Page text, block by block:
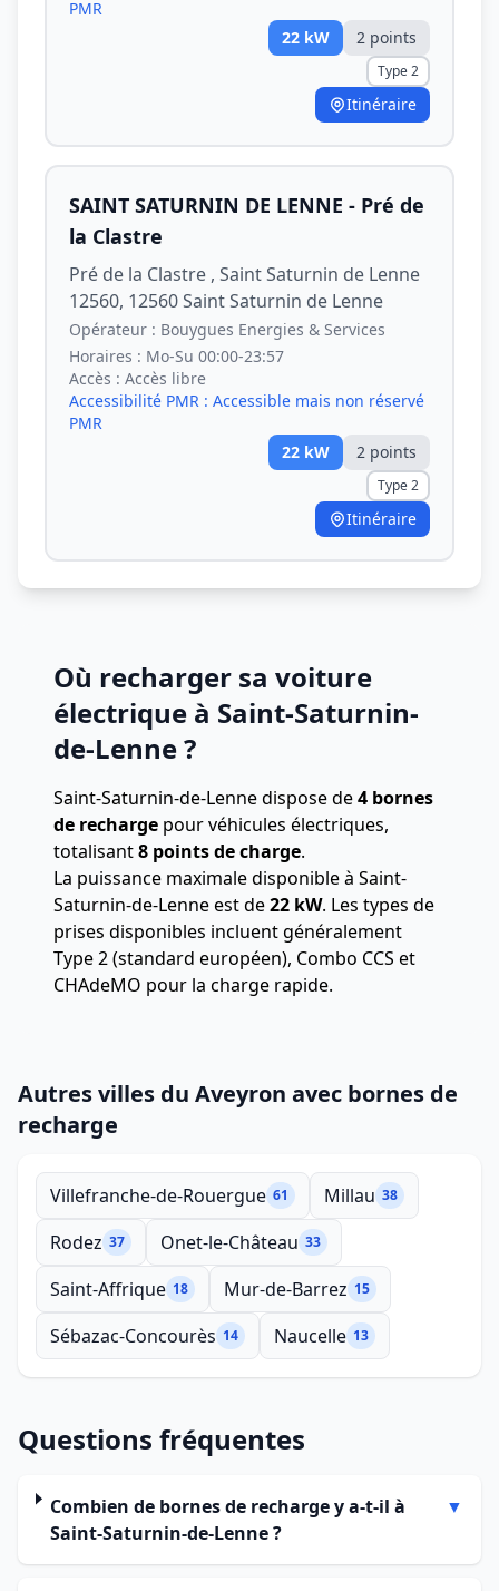
PMR
22 kW 2 points
Type 2
Itinéraire
SAINT SATURNIN DE LENNE - Pré de
la Clastre
Pré de la Clastre , Saint Saturnin de Lenne
12560, 12560 Saint Saturnin de Lenne
Opérateur : Bouygues Energies & Services
Horaires : Mo-Su 00:00-23:57
Accès : Accès libre
Accessibilité PMR : Accessible mais non réservé
PMR
22 kW 2 points
Type 2
Itinéraire
Où recharger sa voiture
électrique à Saint-Saturnin-
de-Lenne ?
Saint-Saturnin-de-Lenne dispose de4 bornes
de recharge pour véhicules électriques,
totalisant8 points de charge.
La puissance maximale disponible à Saint-
Saturnin-de-Lenne est de22 kW. Les types de
prises disponibles incluent généralement
Type 2 (standard européen), Combo CCS et
CHAdeMO pour la charge rapide.
Autres villes du Aveyron avec bornes de
recharge
Villefranche-de-Rouergue 61 Millau 38
Rodez 37 Onet-le-Château 33
Saint-Affrique 18 Mur-de-Barrez 15
Sébazac-Concourès 14 Naucelle 13
Questions fréquentes
Combien de bornes de recharge y a-t-il à
Saint-Saturnin-de-Lenne ?
▼